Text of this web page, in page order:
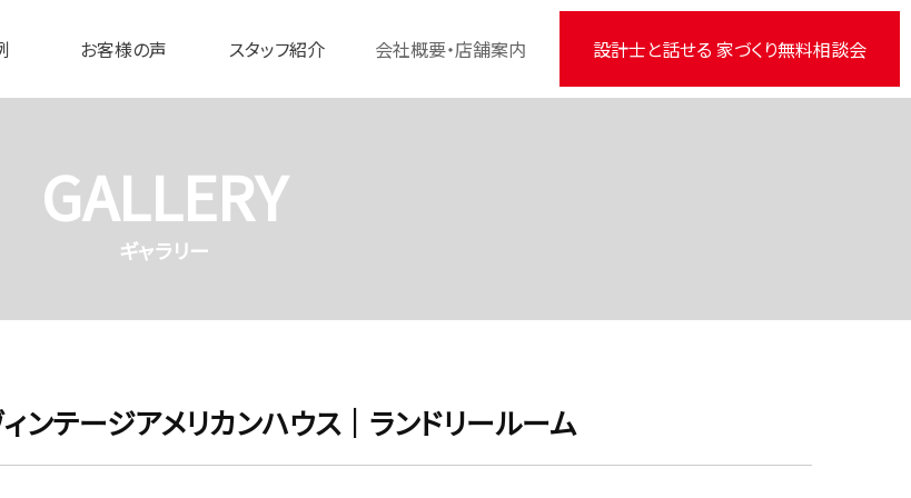
お客様の声 スタッフ紹介 会社概要・店舗案内 設計士と話せる 家づくり無料相談会
GALLERY
ギャラリー
ンテージアメリカンハウス｜ランドリールーム